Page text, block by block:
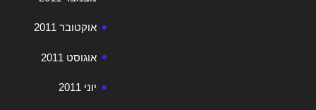
אוקטובר 2011
אוגוסט 2011
יוני 2011